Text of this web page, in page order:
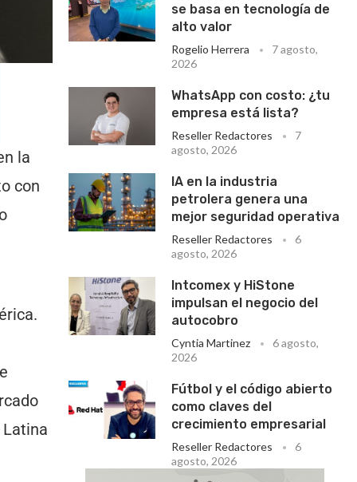
la
con
se basa en tecnología de
alto valor
Rogelio Herrera
7 agosto,
2026
WhatsApp con costo: ¿tu
empresa está lista?
Reseller Redactores
7
agosto, 2026
IA en la industria
petrolera genera una
mejor seguridad operativa
Reseller Redactores
6
agosto, 2026
Intcomex y HiStone
impulsan el negocio del
autocobro
Cyntia Martinez
6 agosto,
2026
Fútbol y el código abierto
como claves del
crecimiento empresarial
Reseller Redactores
6
agosto, 2026